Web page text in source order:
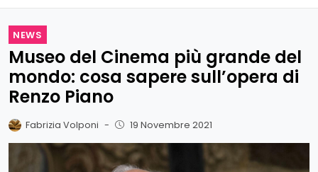
NEWS
Museo del Cinema più grande del
mondo: cosa sapere sull’opera di
Renzo Piano
Fabrizia Volponi - 19 Novembre 2021